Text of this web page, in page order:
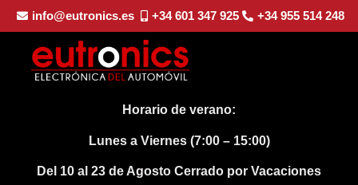
info@eutronics.es +34 601 347 925 +34 955 514 248
Horario de verano:
Lunes a Viernes (7:00 – 15:00)
Del 10 al 23 de Agosto Cerrado por Vacaciones